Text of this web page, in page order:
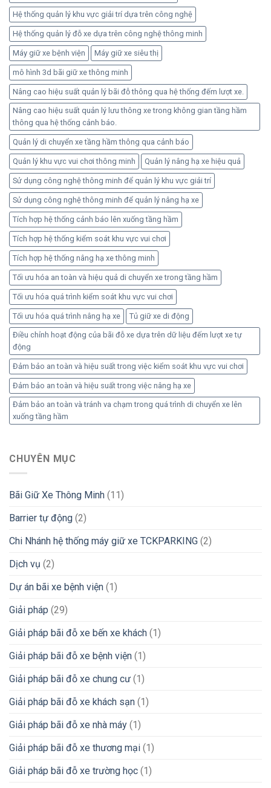
Hệ thống quản lý khu vực giải trí dựa trên công nghệ
Hệ thống quản lý đỗ xe dựa trên công nghệ thông minh
Máy giữ xe bệnh viện Máy giữ xe siêu thị
mô hình 3d bãi giữ xe thông minh
Nâng cao hiệu suất quản lý bãi đỗ thông qua hệ thống đếm lượt xe.
Nâng cao hiệu suất quản lý lưu thông xe trong không gian tầng hầm
thông qua hệ thống cảnh báo.
Quản lý di chuyển xe tầng hầm thông qua cảnh báo
Quản lý khu vực vui chơi thông minh Quản lý nâng hạ xe hiệu quả
Sử dụng công nghệ thông minh để quản lý khu vực giải trí
Sử dụng công nghệ thông minh để quản lý nâng hạ xe
Tích hợp hệ thống cảnh báo lên xuống tầng hầm
Tích hợp hệ thống kiểm soát khu vực vui chơi
Tích hợp hệ thống nâng hạ xe thông minh
Tối ưu hóa an toàn và hiệu quả di chuyển xe trong tầng hầm
Tối ưu hóa quá trình kiểm soát khu vực vui chơi
Tối ưu hóa quá trình nâng hạ xe Tủ giữ xe di động
Điều chỉnh hoạt động của bãi đỗ xe dựa trên dữ liệu đếm lượt xe tự
động
Đảm bảo an toàn và hiệu suất trong việc kiểm soát khu vực vui chơi
Đảm bảo an toàn và hiệu suất trong việc nâng hạ xe
Đảm bảo an toàn và tránh va chạm trong quá trình di chuyển xe lên
xuống tầng hầm
CHUYÊN MỤC
Bãi Giữ Xe Thông Minh (11)
Barrier tự động (2)
Chi Nhánh hệ thống máy giữ xe TCKPARKING (2)
Dịch vụ (2)
Dự án bãi xe bệnh viện (1)
Giải pháp (29)
Giải pháp bãi đỗ xe bến xe khách (1)
Giải pháp bãi đỗ xe bệnh viện (1)
Giải pháp bãi đỗ xe chung cư (1)
Giải pháp bãi đỗ xe khách sạn (1)
Giải pháp bãi đỗ xe nhà máy (1)
Giải pháp bãi đỗ xe thương mại (1)
Giải pháp bãi đỗ xe trường học (1)